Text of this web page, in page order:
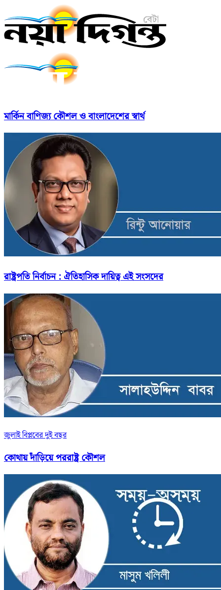
মার্কিন বাণিজ্য কৌশল ও বাংলাদেশের স্বার্থ
রাষ্ট্রপতি নির্বাচন : ঐতিহাসিক দায়িত্ব এই সংসদের
জুলাই বিপ্লবের দুই বছর
কোথায় দাঁড়িয়ে পররাষ্ট্র কৌশল